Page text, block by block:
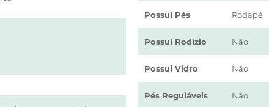
Possui Pés Rodapé
Possui Rodízio Não
Possui Vidro Não
Pés Reguláveis Não